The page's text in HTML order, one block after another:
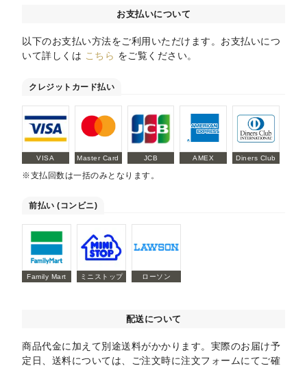
お支払いについて
以下のお支払い方法をご利用いただけます。お支払いにつ
いて詳しくは こちら をご覧ください。
クレジットカード払い
VISA Master Card JCB AMEX Diners Club
※支払回数は一括のみとなります。
前払い (コンビニ)
Family Mart ミニストップ ローソン
配送について
商品代金に加えて別途送料がかかります。実際のお届け予
定日、送料については、ご注文時に注文フォームにてご確